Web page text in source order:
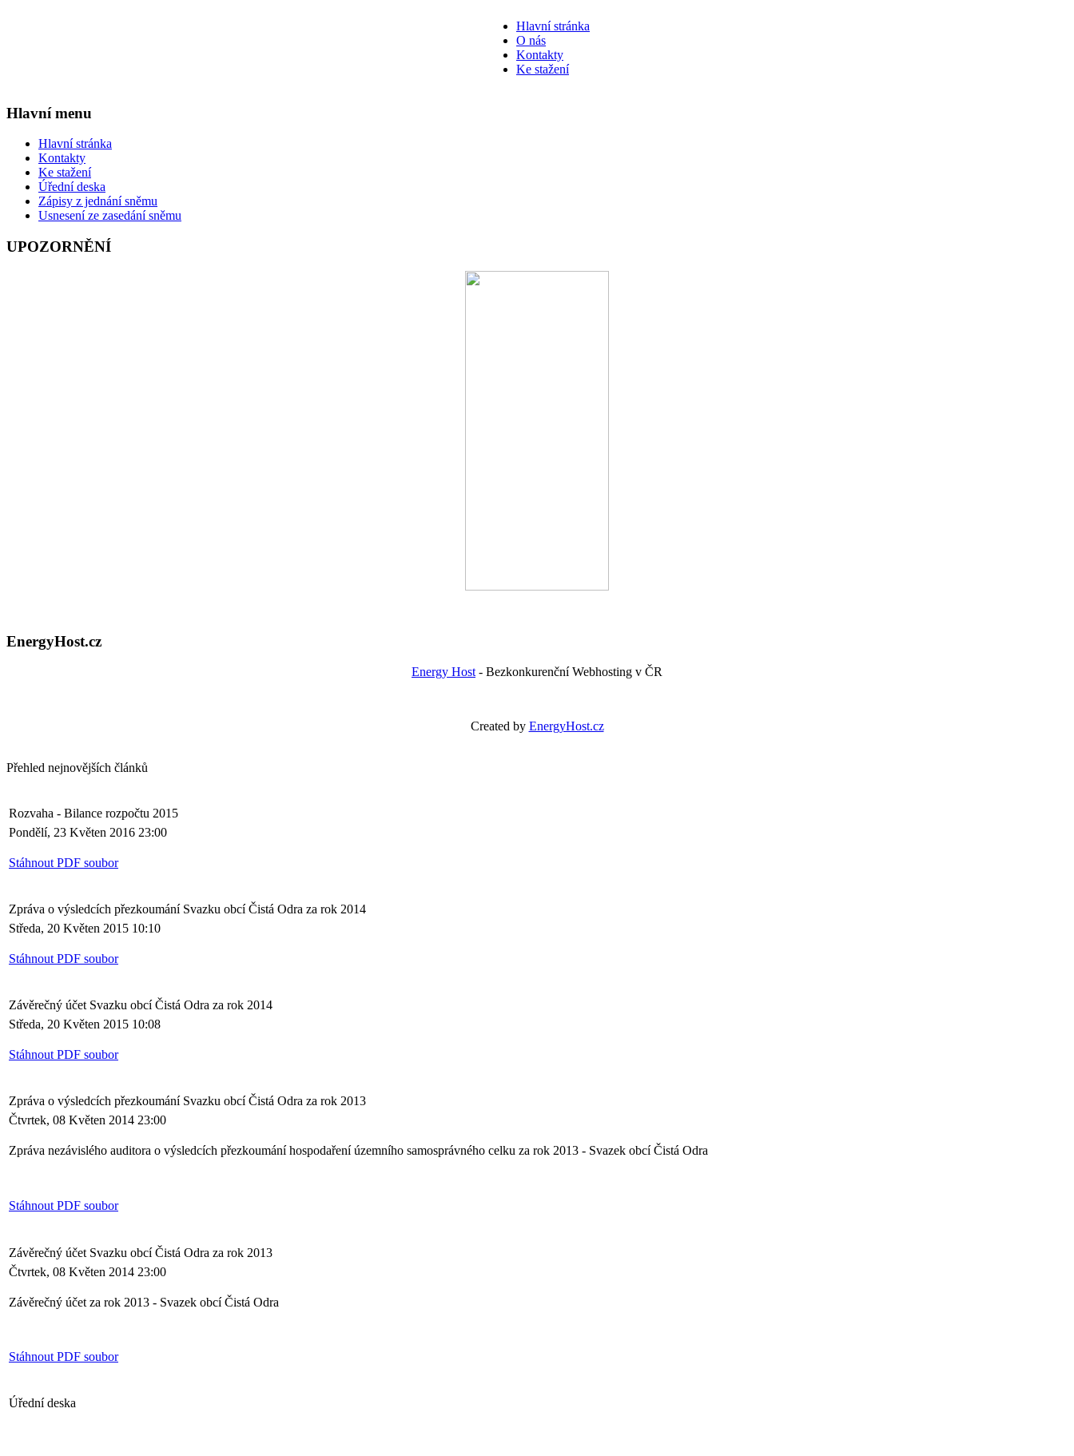
Hlavní stránka
O nás
Kontakty
Ke stažení
Hlavní menu
Hlavní stránka
Kontakty
Ke stažení
Úřední deska
Zápisy z jednání sněmu
Usnesení ze zasedání sněmu
UPOZORNĚNÍ
EnergyHost.cz
Energy Host - Bezkonkurenční Webhosting v ČR
Created by EnergyHost.cz
Přehled nejnovějších článků
Rozvaha - Bilance rozpočtu 2015
Pondělí, 23 Květen 2016 23:00
Stáhnout PDF soubor
Zpráva o výsledcích přezkoumání Svazku obcí Čistá Odra za rok 2014
Středa, 20 Květen 2015 10:10
Stáhnout PDF soubor
Závěrečný účet Svazku obcí Čistá Odra za rok 2014
Středa, 20 Květen 2015 10:08
Stáhnout PDF soubor
Zpráva o výsledcích přezkoumání Svazku obcí Čistá Odra za rok 2013
Čtvrtek, 08 Květen 2014 23:00
Zpráva nezávislého auditora o výsledcích přezkoumání hospodaření územního samosprávného celku za rok 2013 - Svazek obcí Čistá Odra
Stáhnout PDF soubor
Závěrečný účet Svazku obcí Čistá Odra za rok 2013
Čtvrtek, 08 Květen 2014 23:00
Závěrečný účet za rok 2013 - Svazek obcí Čistá Odra
Stáhnout PDF soubor
Úřední deska